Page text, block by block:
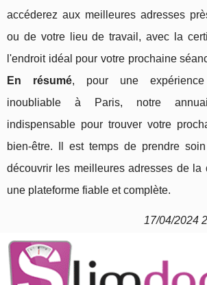
accéderez aux meilleures adresses
ou de votre lieu de travail, avec la
l'endroit idéal pour votre prochaine
En résumé, pour une
inoubliable à Paris, notre
indispensable pour trouver votre
bien-être. Il est temps de prendre
découvrir les meilleures adresses de la
une plateforme fiable et complète.
17/04/2024